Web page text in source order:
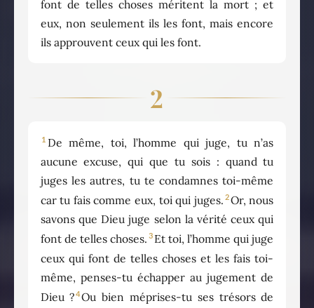
font de telles choses méritent la mort ; et
eux, non seulement ils les font, mais encore
ils approuvent ceux qui les font.
2
1 De même, toi, l’homme qui juge, tu n’as
aucune excuse, qui que tu sois : quand tu
juges les autres, tu te condamnes toi-même
car tu fais comme eux, toi qui juges. 2Or, nous
savons que Dieu juge selon la vérité ceux qui
font de telles choses. 3 Et toi, l’homme qui juge
ceux qui font de telles choses et les fais toi-
même, penses-tu échapper au jugement de
Dieu ?4Ou bien méprises-tu ses trésors de